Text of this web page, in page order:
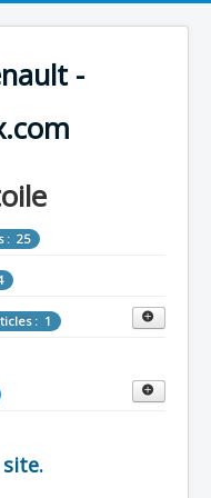
-
: 25
: 1
: 9
!
: 3
: 0